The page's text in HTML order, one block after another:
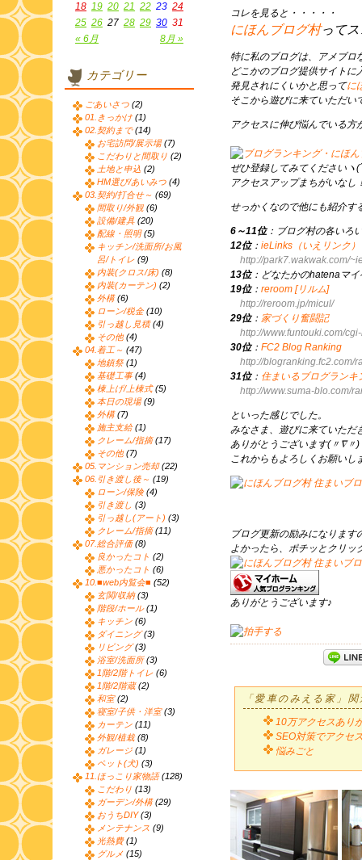
コレを見ると・・・・・
にほんブログ村って
特に私のブログは、アメブロ
どこかのブログ提供サイトに
発見されにくいかと思ってに
そこから遊びに来ていただい
アクセスに伸び悩んでいる方
ぜひ登録してみてくださいヽ
アクセスアップまちがいなし
せっかくなので他にも紹介す
6～11位：ブログ村の各いろ
12位： ieLinks（いえリンク）
http://park7.wakwak.com/
13位：どなたかのhatenaマイ
19位： reroom [リルム]
http://reroom.jp/micul/
29位： 家づくり奮闘記
http://www.funtouki.com/
30位： FC2 Blog Ranking
http://blogranking.fc2.com/
31位： 住まいるブログランキ
http://www.suma-blo.com/
といった感じでした。
みなさま、遊びに来ていただ
ありがとうございます(〃∇〃)
これからもよろしくお願いし
ブログ更新の励みになります
よかったら、ポチッとクリッ
ありがとうございます♪
「愛車のみえる家」
10万アクセスあり
SEO対策でアクセ
悩みごと
« 6月 8月 »
18 19 20 21 22 23 24
25 26 27 28 29 30 31
カテゴリー
ごあいさつ (2)
01.きっかけ (1)
02.契約まで(14)
お宅訪問/展示場(7)
こだわりと間取り (2)
土地と申込 (2)
HM選び/あいみつ (4)
03.契約/打合せ～ (69)
間取り/外観 (6)
設備/建具 (20)
配線・照明(5)
キッチン/洗面所/お風
呂/トイレ (9)
内装(クロス/床) (8)
内装(カーテン) (2)
外構(6)
ローン/税金(10)
引っ越し見積(4)
その他 (4)
04.着工～ (47)
地鎮祭 (1)
基礎工事(4)
棟上げ/上棟式(5)
本日の現場(9)
外構(7)
施主支給(1)
クレーム/指摘(17)
その他 (7)
05.マンション売却(22)
06.引き渡し後～ (19)
ローン/保険(4)
引き渡し (3)
引っ越し(アート) (3)
クレーム/指摘(11)
07.総合評価(8)
良かったコト (2)
悪かったコト (6)
10.■web内覧会■ (52)
玄関/収納(3)
階段/ホール(1)
キッチン (6)
ダイニング(3)
リビング(3)
浴室/洗面所(3)
1階/2階トイレ (6)
1階/2階蔵(2)
和室(2)
寝室/子供・洋室(3)
カーテン (11)
外観/植栽(8)
ガレージ (1)
ペット(犬) (3)
11.ほっこり家物語(128)
こだわり (13)
ガーデン/外構(29)
おうちDIY(3)
メンテナンス (9)
光熱費(1)
グルメ (15)